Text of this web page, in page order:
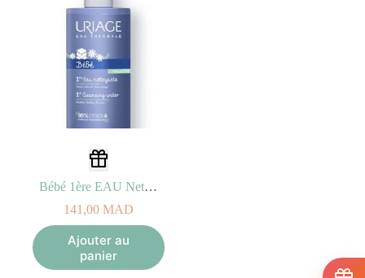
Bébé 1ère EAU Nettoyante 500ml – HYDRATANTE et APAISANTE
141,00 MAD
Ajouter au
panier